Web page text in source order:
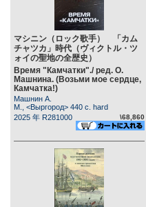
マシニン（ロック歌手） 「カム
チャツカ」時代（ヴィクトル・ツ
ォイの聖地の全歴史）
Время "Камчатки"./ ред. О.
Машнина. (Возьми мое сердце,
Камчатка!)
Машнин А.
М., <Выргород> 440 c. hard
2025 年 R281000
\68,860